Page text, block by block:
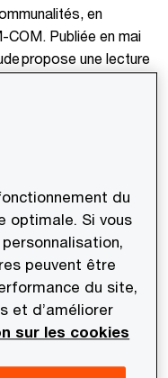
en
Publiée en mai
propose une lecture
croisée avec
d’action et une
le besoin de
auprès des
: l'étude vise à
ce que seront les
du
optimale. Si vous
peuvent être
du site,
et d’améliorer
sur les cookies